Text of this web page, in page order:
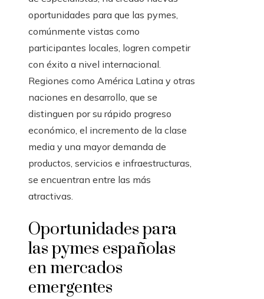
oportunidades para que las pymes,
comúnmente vistas como
participantes locales, logren competir
con éxito a nivel internacional.
Regiones como América Latina y otras
naciones en desarrollo, que se
distinguen por su rápido progreso
económico, el incremento de la clase
media y una mayor demanda de
productos, servicios e infraestructuras,
se encuentran entre las más
atractivas.
Oportunidades para
las pymes españolas
en mercados
emergentes